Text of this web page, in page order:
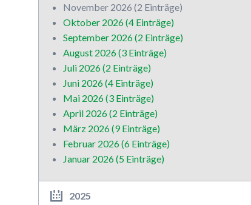
November 2026 (2 Einträge)
Oktober 2026 (4 Einträge)
September 2026 (2 Einträge)
August 2026 (3 Einträge)
Juli 2026 (2 Einträge)
Juni 2026 (4 Einträge)
Mai 2026 (3 Einträge)
April 2026 (2 Einträge)
März 2026 (9 Einträge)
Februar 2026 (6 Einträge)
Januar 2026 (5 Einträge)
2025